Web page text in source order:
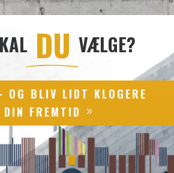
DU VÆLGE?
OG BLIV LIDT KLOGERE
DIN FREMTID